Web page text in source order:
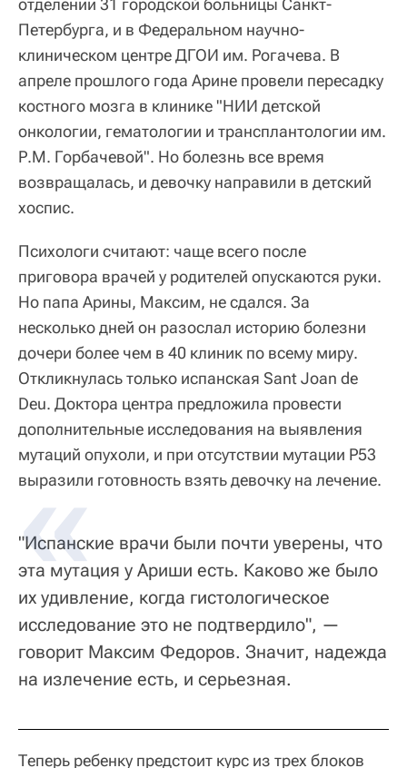
отделении 31 городской больницы Санкт-
Петербурга, и в Федеральном научно-
клиническом центре ДГОИ им. Рогачева. В
апреле прошлого года Арине провели пересадку
костного мозга в клинике "НИИ детской
онкологии, гематологии и трансплантологии им.
Р.М. Горбачевой". Но болезнь все время
возвращалась, и девочку направили в детский
хоспис.
Психологи считают: чаще всего после
приговора врачей у родителей опускаются руки.
Но папа Арины, Максим, не сдался. За
несколько дней он разослал историю болезни
дочери более чем в 40 клиник по всему миру.
Откликнулась только испанская Sant Joan de
Deu. Доктора центра предложила провести
дополнительные исследования на выявления
мутаций опухоли, и при отсутствии мутации Р53
выразили готовность взять девочку на лечение.
"Испанские врачи были почти уверены, что
эта мутация у Ариши есть. Каково же было
их удивление, когда гистологическое
исследование это не подтвердило", —
говорит Максим Федоров. Значит, надежда
на излечение есть, и серьезная.
Теперь ребенку предстоит курс из трех блоков